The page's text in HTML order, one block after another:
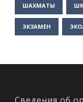
ШАХМАТЫ
ЭКЗАМЕН